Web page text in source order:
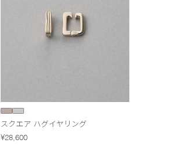
スクエア ハグイヤリング
¥28,600